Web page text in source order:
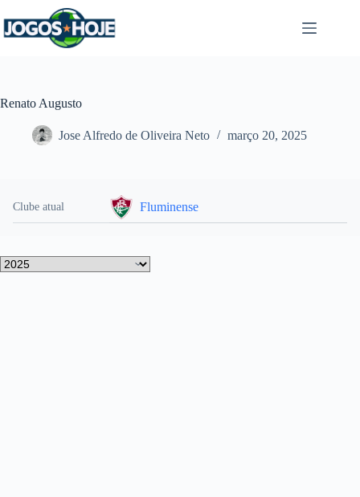
para
o
Renato Augusto
Jose Alfredo de Oliveira Neto março 20, 2025
Clube atual Fluminense